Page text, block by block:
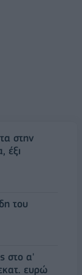
στην
έξι
του
στο α'
ευρώ